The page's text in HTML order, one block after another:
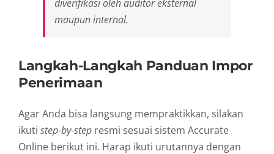
diverifikasi oleh auditor eksternal
maupun internal.
Langkah-Langkah Panduan Impor
Penerimaan
Agar Anda bisa langsung mempraktikkan, silakan
ikuti step-by-step resmi sesuai sistem Accurate
Online berikut ini. Harap ikuti urutannya dengan